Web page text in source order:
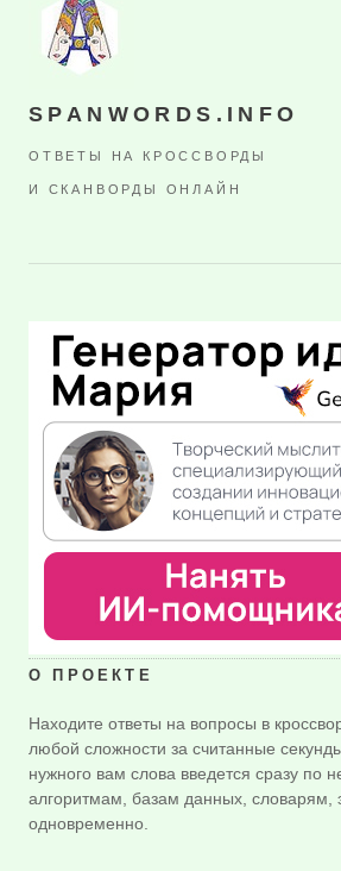
SPANWORDS.INFO
ОТВЕТЫ НА КРОССВОРДЫ
И СКАНВОРДЫ ОНЛАЙН
О ПРОЕКТЕ
Находите ответы на вопросы в
любой сложности за считанные
нужного вам слова введется сразу по
алгоритмам, базам данных, словарям,
одновременно.